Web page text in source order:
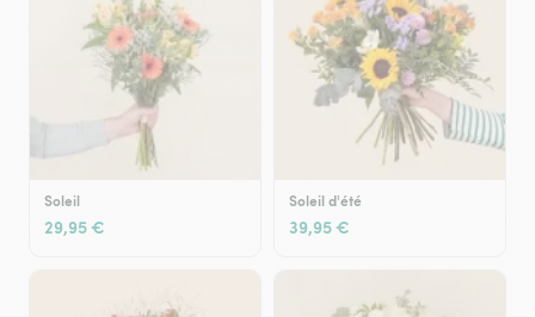
Soleil
29,95 €
Soleil d'été
39,95 €